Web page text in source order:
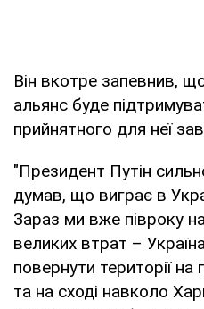
Він вкотре запевнив,
альянс буде
прийнятного для неї
"Президент Путін
думав, що виграє в
Зараз ми вже півроку
великих втрат –
повернути території на
та на сході навколо